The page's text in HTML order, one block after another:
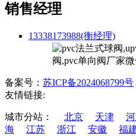
销售经理
13338173988(衡经理)
备案号： 苏ICP备2024068799号
友情链接:
城市分站： 北京 天津
海
江苏 浙江 安徽 福